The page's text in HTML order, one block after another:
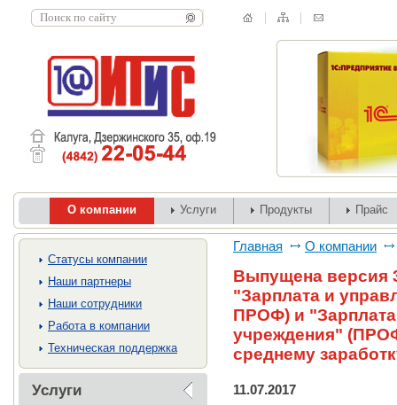
О компании Услуги Продукты Прайс
Cтатусы компании
Наши партнеры
Наши сотрудники
Работа в компании
Техническая поддержка
Услуги
Главная О компании
Выпущена версия
"Зарплата и
ПРОФ) и "Зарплата
учреждения"
среднему
11.07.2017